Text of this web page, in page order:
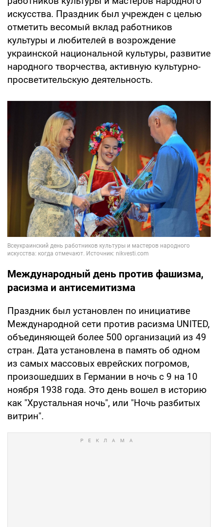
искусства. Праздник был учрежден с целью
отметить весомый вклад работников
культуры и любителей в возрождение
украинской национальной культуры, развитие
народного творчества, активную культурно-
просветительскую деятельность.
Международный день против фашизма,
расизма и антисемитизма
Праздник был установлен по инициативе
Международной сети против расизма UNITED,
объединяющей более 500 организаций из 49
стран. Дата установлена в память об одном
из самых массовых еврейских погромов,
произошедших в Германии в ночь с 9 на 10
ноября 1938 года. Это день вошел в историю
как "Хрустальная ночь", или "Ночь разбитых
витрин".